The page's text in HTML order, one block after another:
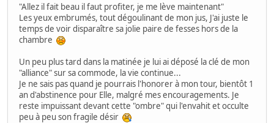
"Allez il fait beau il faut profiter, je me lève maintenant"
Les yeux embrumés, tout dégoulinant de mon jus, J'ai juste le
temps de voir disparaître sa jolie paire de fesses hors de la
chambre
Un peu plus tard dans la matinée je lui ai déposé la clé de mon
"alliance" sur sa commode, la vie continue...
Je ne sais pas quand je pourrais l'honorer à mon tour, bientôt 1
an d'abstinence pour Elle, malgré mes encouragements. Je
reste impuissant devant cette "ombre" qui l'envahit et occulte
peu à peu son fragile désir